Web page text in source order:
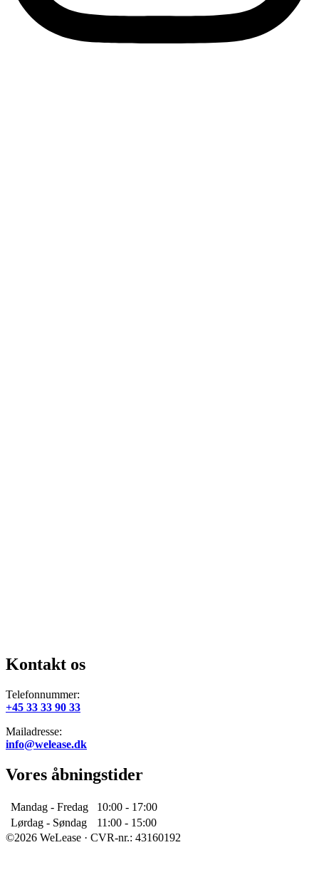
Kontakt os
Telefonnummer:
+45 33 33 90 33
Mailadresse:
info@welease.dk
Vores åbningstider
Mandag - Fredag
10:00 - 17:00
Lørdag - Søndag
11:00 - 15:00
©2026 WeLease · CVR-nr.: 43160192